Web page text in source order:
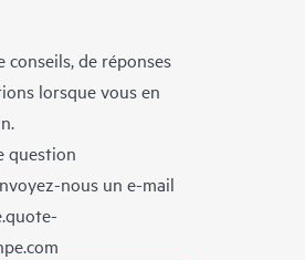
conseils, de réponses
lorsque vous en
question
nous un e-mail